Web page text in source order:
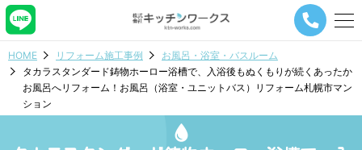
メ
ー
ナ
ゲ
HOME リフォーム施工事例
お風呂・浴室・バスルーム
タカラスタンダード鋳物ホーロー浴槽で、入浴後もぬくもりが続くあったか
お風呂へリフォーム！お風呂（浴室・ユニットバス）リフォーム札幌市マン
ション